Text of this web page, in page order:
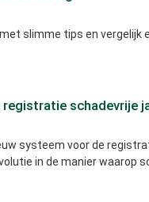
slimme tips en vergelijk
registratie schadevrije
systeem voor de
in de manier waarop